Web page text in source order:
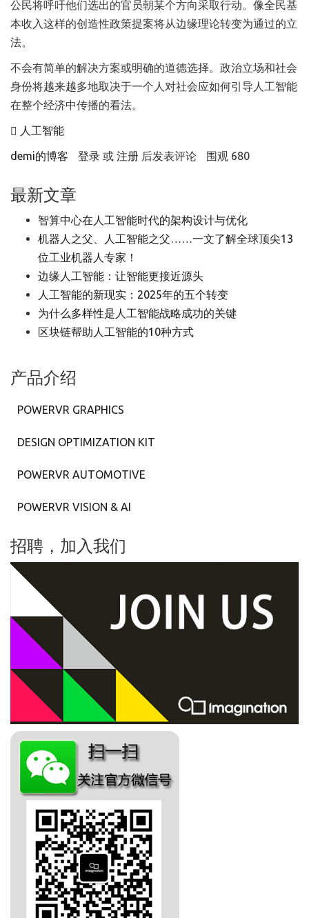
公民将呼吁他们选出的官员朝某个方向采取行动。像全民基
本收入这样的创造性政策提案将从边缘理论转变为通过的立
法。
不会有简单的解决方案或明确的道德选择。政治立场和社会
身份将越来越多地取决于一个人对社会应如何引导人工智能
在整个经济中传播的看法。
人工智能
demi的博客 登录 或 注册 后发表评论 围观 680
最新文章
智算中心在人工智能时代的架构设计与优化
机器人之父、人工智能之父……一文了解全球顶尖13
位工业机器人专家！
边缘人工智能：让智能更接近源头
人工智能的新现实：2025年的五个转变
为什么多样性是人工智能战略成功的关键
区块链帮助人工智能的10种方式
产品介绍
POWERVR GRAPHICS
DESIGN OPTIMIZATION KIT
POWERVR AUTOMOTIVE
POWERVR VISION & AI
招聘，加入我们